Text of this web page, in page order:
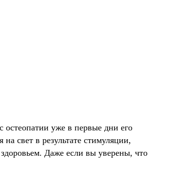
остеопатии уже в первые дни его
свет в результате стимуляции,
Даже если вы уверены, что